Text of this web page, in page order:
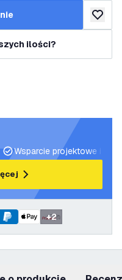
dodaj
ilości?
Wsparcie projektowe i
+2